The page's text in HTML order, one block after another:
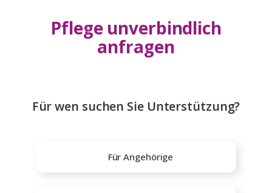
Pflege unverbindlich
anfragen
Für wen suchen Sie Unterstützung?
Für Angehörige